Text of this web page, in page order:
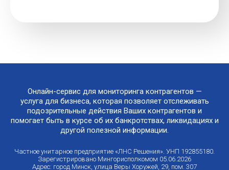
Онлайн-сервис для мониторинга контрагентов —
услуга для бизнеса, которая позволяет отслеживать
подозрительные действия Ваших контрагентов и
помогает быть в курсе об их банкротствах, ликвидациях и
другой полезной информации.
Частное унитарное предприятие «ЛНС Решения». УНП 192855180.
Зарегистрировано Мингорисполкомом 05.06.2026
Адрес: город Минск, улица Веры Хоружей, 29, пом. 307